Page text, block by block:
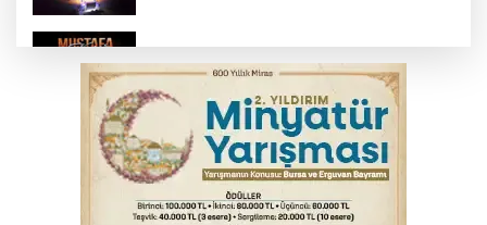
kahkaha dolu gece
İnegöl'de orman yangını; Havadan ve
karadan müdahale başlatıldı